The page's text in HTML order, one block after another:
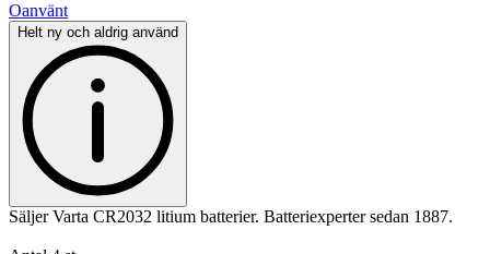
Oanvänt
Helt ny och aldrig använd
Säljer Varta CR2032 litium batterier. Batteriexperter sedan 1887.